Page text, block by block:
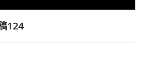
124